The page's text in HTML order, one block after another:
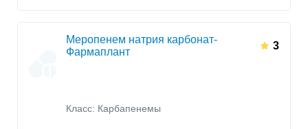
Меропенем натрия карбонат-
Фармаплант
3
Класс: Карбапенемы